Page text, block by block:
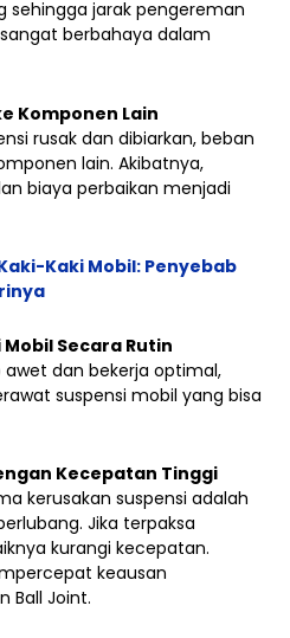
sehingga jarak pengereman
berbahaya dalam
Komponen Lain
rusak dan dibiarkan, beban
lain. Akibatnya,
biaya perbaikan menjadi
Kaki Mobil: Penyebab
Secara Rutin
dan bekerja optimal,
suspensi mobil yang bisa
Kecepatan Tinggi
kerusakan suspensi adalah
Jika terpaksa
kurangi kecepatan.
keausan
Ball Joint.